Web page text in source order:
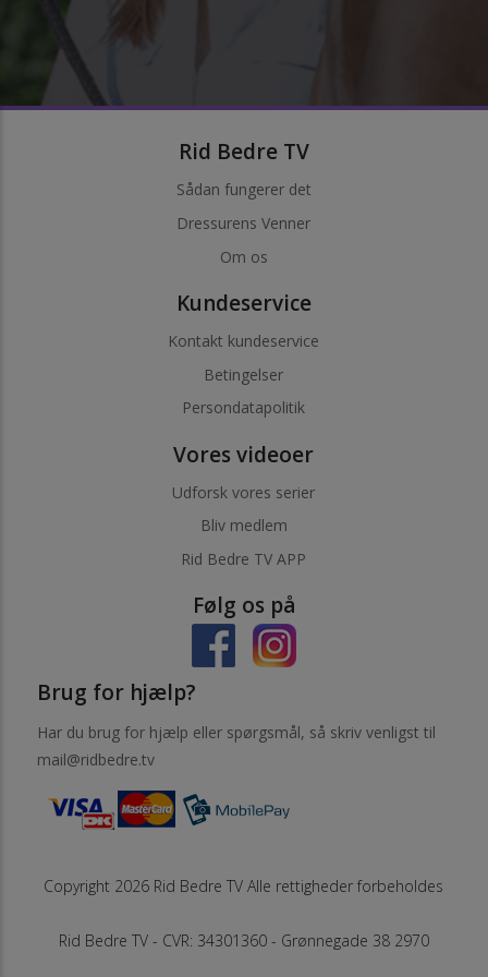
Rid Bedre TV
Sådan fungerer det
Dressurens Venner
Om os
Kundeservice
Kontakt kundeservice
Betingelser
Persondatapolitik
Vores videoer
Udforsk vores serier
Bliv medlem
Rid Bedre TV APP
Følg os på
Brug for hjælp?
Har du brug for hjælp eller spørgsmål, så skriv venligst til
mail@ridbedre.tv
Copyright 2026 Rid Bedre TV Alle rettigheder forbeholdes
Rid Bedre TV - CVR: 34301360 - Grønnegade 38 2970